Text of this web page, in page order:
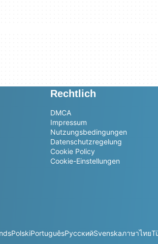
Rechtlich
DMCA
Impressum
Nutzungsbedingungen
Datenschutzregelung
Cookie Policy
Cookie-Einstellungen
PolskiPortuguêsРусскийSvenskaภาษาไทย